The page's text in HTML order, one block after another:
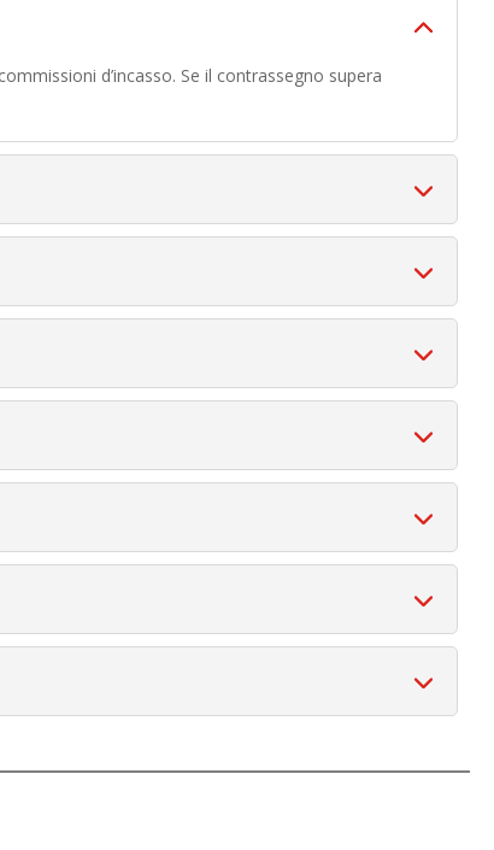
d’incasso. Se il contrassegno supera